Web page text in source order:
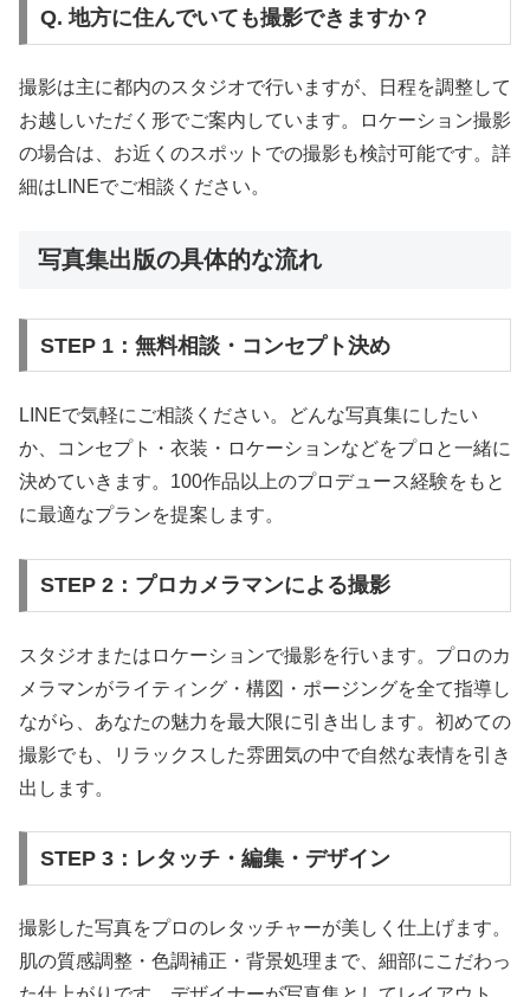
Q. 地方に住んでいても撮影できますか？
撮影は主に都内のスタジオで行いますが、日程を調整して
お越しいただく形でご案内しています。ロケーション撮影
の場合は、お近くのスポットでの撮影も検討可能です。詳
細はLINEでご相談ください。
写真集出版の具体的な流れ
STEP 1：無料相談・コンセプト決め
LINEで気軽にご相談ください。どんな写真集にしたい
か、コンセプト・衣装・ロケーションなどをプロと一緒に
決めていきます。100作品以上のプロデュース経験をもと
に最適なプランを提案します。
STEP 2：プロカメラマンによる撮影
スタジオまたはロケーションで撮影を行います。プロのカ
メラマンがライティング・構図・ポージングを全て指導し
ながら、あなたの魅力を最大限に引き出します。初めての
撮影でも、リラックスした雰囲気の中で自然な表情を引き
出します。
STEP 3：レタッチ・編集・デザイン
撮影した写真をプロのレタッチャーが美しく仕上げます。
肌の質感調整・色調補正・背景処理まで、細部にこだわっ